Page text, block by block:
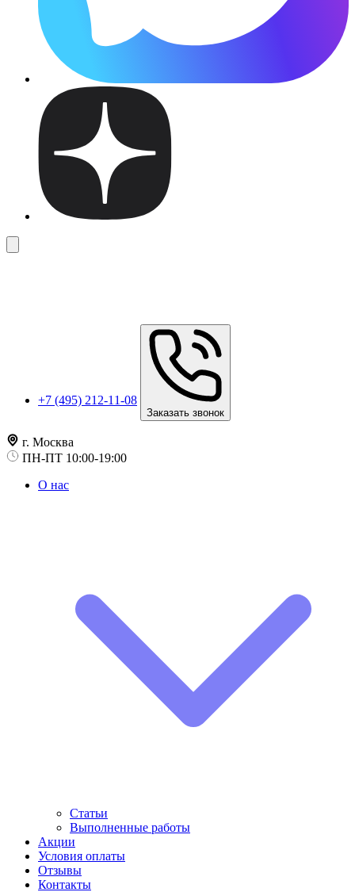
+7 (495) 212-11-08
Заказать звонок
г. Москва
ПН-ПТ 10:00-19:00
О нас
Статьи
Выполненные работы
Акции
Условия оплаты
Отзывы
Контакты